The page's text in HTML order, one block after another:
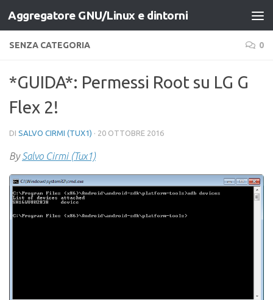
Salta al contenuto
Aggregatore GNU/Linux e dintorni
SENZA CATEGORIA 0
*GUIDA*: Permessi Root su LG G
Flex 2!
DI SALVO CIRMI (TUX1) · 20 OTTOBRE 2016
BySalvo Cirmi (Tux1)